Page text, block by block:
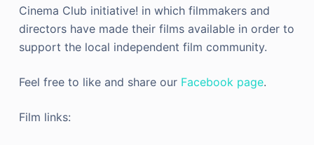
Cinema Club initiative! in which filmmakers and
directors have made their films available in order to
support the local independent film community.
Feel free to like and share our Facebook page.
Film links: